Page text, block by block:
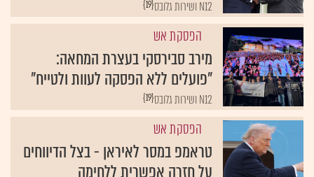
{19} N12 ושירות גלובס
הפסקת אש
מירב סבירסקי בעצרת המחאה:
"פועלים ללא הפסקה לעוות ולטייח"
{19} N12 ושירות גלובס
הפסקת אש
טראמפ במסר לאיראן - בצל הדיווחים
על חזרה אפשרית ללחימה